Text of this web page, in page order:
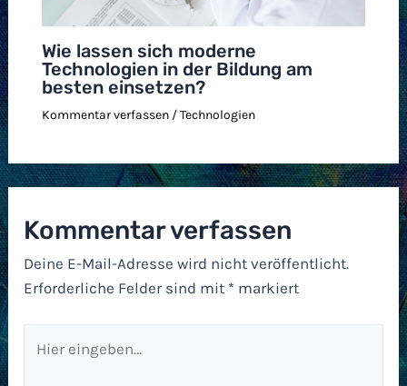
Wie lassen sich moderne
Technologien in der Bildung am
besten einsetzen?
Kommentar verfassen /Technologien
Kommentar verfassen
Deine E-Mail-Adresse wird nicht veröffentlicht.
Erforderliche Felder sind mit * markiert
eingeben…